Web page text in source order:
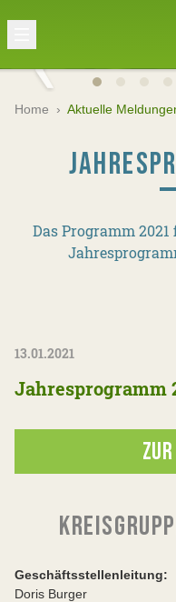
Home › Aktuelle
Das Programm
13.01.2021
Jahresprogramm
Geschäftsstellenleitung:
Doris Burger